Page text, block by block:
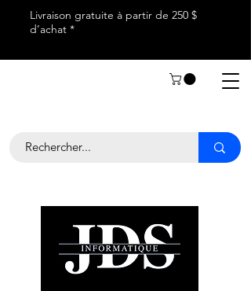
Livraison gratuite à partir de 250 $
d’achat *